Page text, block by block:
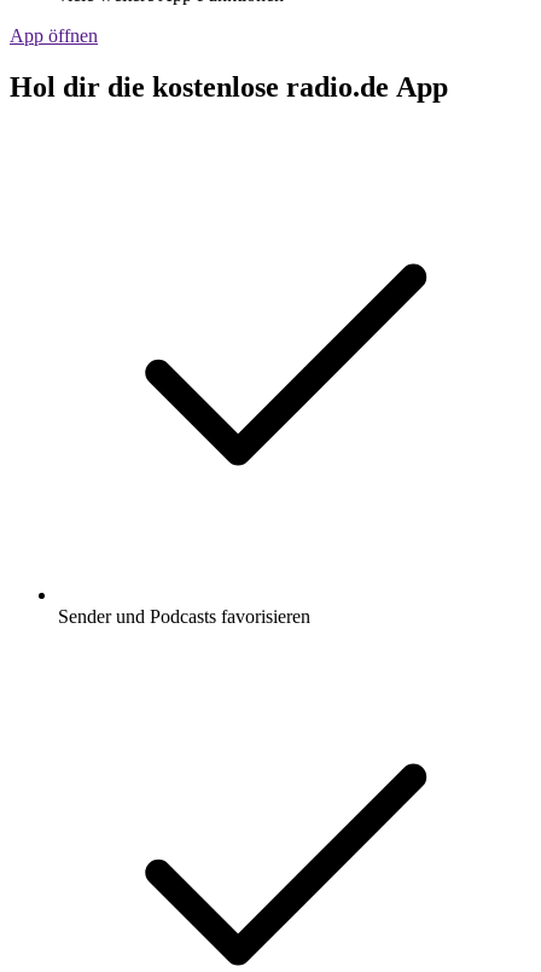
App öffnen
Hol dir die kostenlose radio.de App
Sender und Podcasts favorisieren